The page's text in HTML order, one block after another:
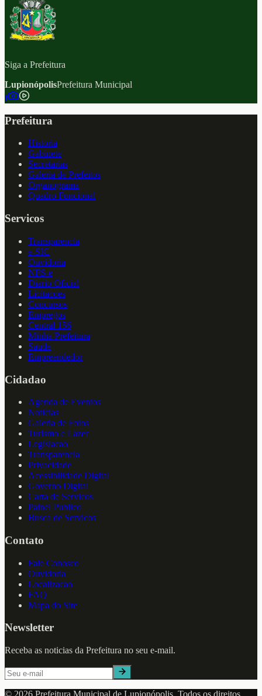
Siga a Prefeitura
LupionópolisPrefeitura Municipal
f
Prefeitura
Historia
Gabinete
Secretarias
Galeria de Prefeitos
Organograma
Quadro Funcional
Servicos
Transparencia
e-SIC
Ouvidoria
NFS-e
Diario Oficial
Licitacoes
Concursos
Empregos
Central 156
Minha Prefeitura
Saude
Empreendedor
Cidadao
Agenda de Eventos
Noticias
Galeria de Fotos
Turismo e Lazer
Legislacao
Transparencia
Privacidade
Acessibilidade Digital
Governo Digital
Carta de Servicos
Painel Publico
Busca de Servicos
Contato
Fale Conosco
Ouvidoria
Localizacao
FAQ
Mapa do Site
Newsletter
Receba as noticias da Prefeitura no seu e-mail.